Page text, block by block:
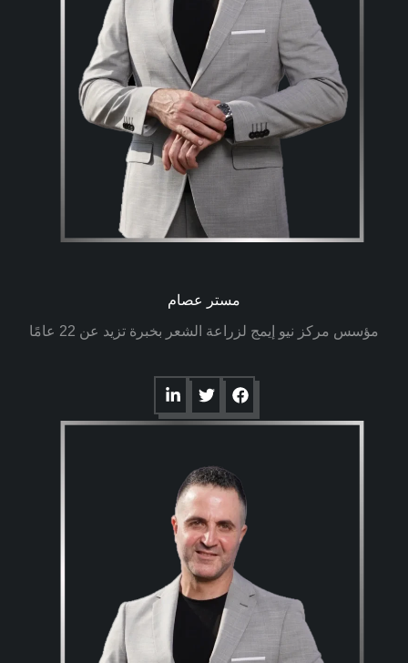
مستر عصام
مؤسس مركز نيو إيمج لزراعة الشعر بخبرة تزيد عن 22 عامًا